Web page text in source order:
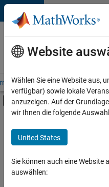
Weiter zum Inhalt
Karriere
bei
MathWorks
– Übersicht Stellensuche
Umschaltung für
Hauptinhalt
Praktika
Customer Support
Inside Sales
Marketing Services
+8
Website
Wählen Sie eine Website aus,
verfügbar) sowie lokale
anzuzeigen. Auf der
wir Ihnen die folgende
United States
Sie können auch eine Website
auswählen: